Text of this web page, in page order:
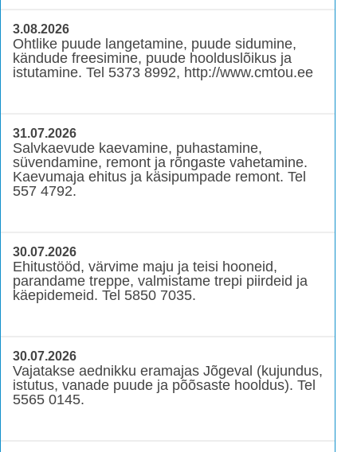
3.08.2026
Ohtlike puude langetamine, puude sidumine,
kändude freesimine, puude hoolduslõikus ja
istutamine. Tel 5373 8992, http://www.cmtou.ee
31.07.2026
Salvkaevude kaevamine, puhastamine,
süvendamine, remont ja rõngaste vahetamine.
Kaevumaja ehitus ja käsipumpade remont. Tel
557 4792.
30.07.2026
Ehitustööd, värvime maju ja teisi hooneid,
parandame treppe, valmistame trepi piirdeid ja
käepidemeid. Tel 5850 7035.
30.07.2026
Vajatakse aednikku eramajas Jõgeval (kujundus,
istutus, vanade puude ja põõsaste hooldus). Tel
5565 0145.